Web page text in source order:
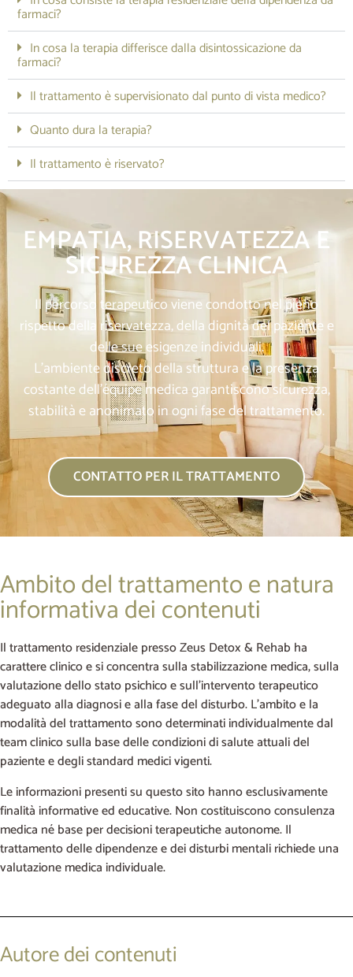
farmaci?
In cosa la terapia differisce dalla disintossicazione da
farmaci?
Il trattamento è supervisionato dal punto di vista medico?
Quanto dura la terapia?
Il trattamento è riservato?
EMPATIA, RISERVATEZZA E
SICUREZZA CLINICA
Il percorso terapeutico viene condotto nel pieno
rispetto della riservatezza, della dignità del paziente e
delle sue esigenze individuali.
L’ambiente discreto della struttura e la presenza
costante dell’équipe medica garantiscono sicurezza,
stabilità e anonimato in ogni fase del trattamento.
CONTATTO PER IL TRATTAMENTO
Ambito del trattamento e natura
informativa dei contenuti
Il trattamento residenziale presso Zeus Detox & Rehab ha
carattere clinico e si concentra sulla stabilizzazione medica, sulla
valutazione dello stato psichico e sull’intervento terapeutico
adeguato alla diagnosi e alla fase del disturbo. L’ambito e la
modalità del trattamento sono determinati individualmente dal
team clinico sulla base delle condizioni di salute attuali del
paziente e degli standard medici vigenti.
Le informazioni presenti su questo sito hanno esclusivamente
finalità informative ed educative. Non costituiscono consulenza
medica né base per decisioni terapeutiche autonome. Il
trattamento delle dipendenze e dei disturbi mentali richiede una
valutazione medica individuale.
Autore dei contenuti